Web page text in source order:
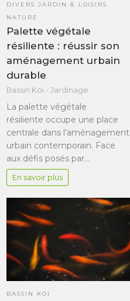
DIVERS JARDIN & LOISIRS
NATURE
Palette végétale
résiliente : réussir son
aménagement urbain
durable
Bassin Koi - Jardinage
La palette végétale
résiliente occupe une place
centrale dans l’aménagement
urbain contemporain. Face
aux défis posés par…
En savoir plus
BASSIN KOI